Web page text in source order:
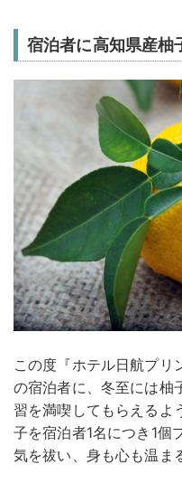
宿泊者に高知県産柚
この度『ホテル日航プリ
の宿泊者に、冬至には柚
習を満喫してもらえるよ
子を宿泊者1名につき1個
気を祓い、身も心も温ま